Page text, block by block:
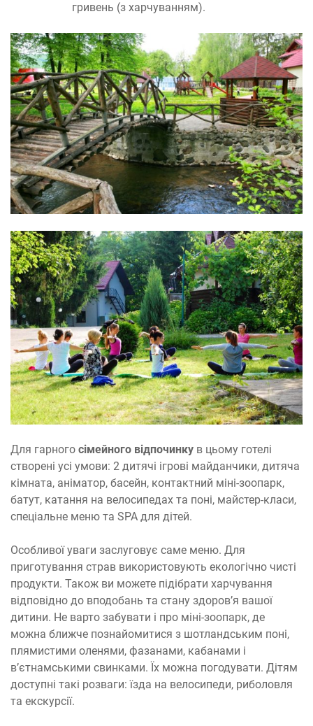
гривень (з харчуванням).
Для гарного сімейного відпочинку в цьому готелі
створені усі умови: 2 дитячі ігрові майданчики, дитяча
кімната, аніматор, басейн, контактний міні-зоопарк,
батут, катання на велосипедах та поні, майстер-класи,
спеціальне меню та SPA для дітей.
Особливої уваги заслуговує саме меню. Для
приготування страв використовують екологічно чисті
продукти. Також ви можете підібрати харчування
відповідно до вподобань та стану здоров’я вашої
дитини. Не варто забувати і про міні-зоопарк, де
можна ближче познайомитися з шотландським поні,
плямистими оленями, фазанами, кабанами і
в’єтнамськими свинками. Їх можна погодувати. Дітям
доступні такі розваги: їзда на велосипеди, риболовля
та екскурсії.